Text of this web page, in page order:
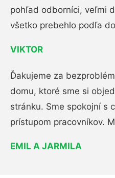
pohľad odborníci, veľmi
všetko prebehlo podľa
VIKTOR
Ďakujeme za
domu, ktoré sme si
stránku. Sme spokojní s
prístupom pracovníkov.
EMIL A JARMILA